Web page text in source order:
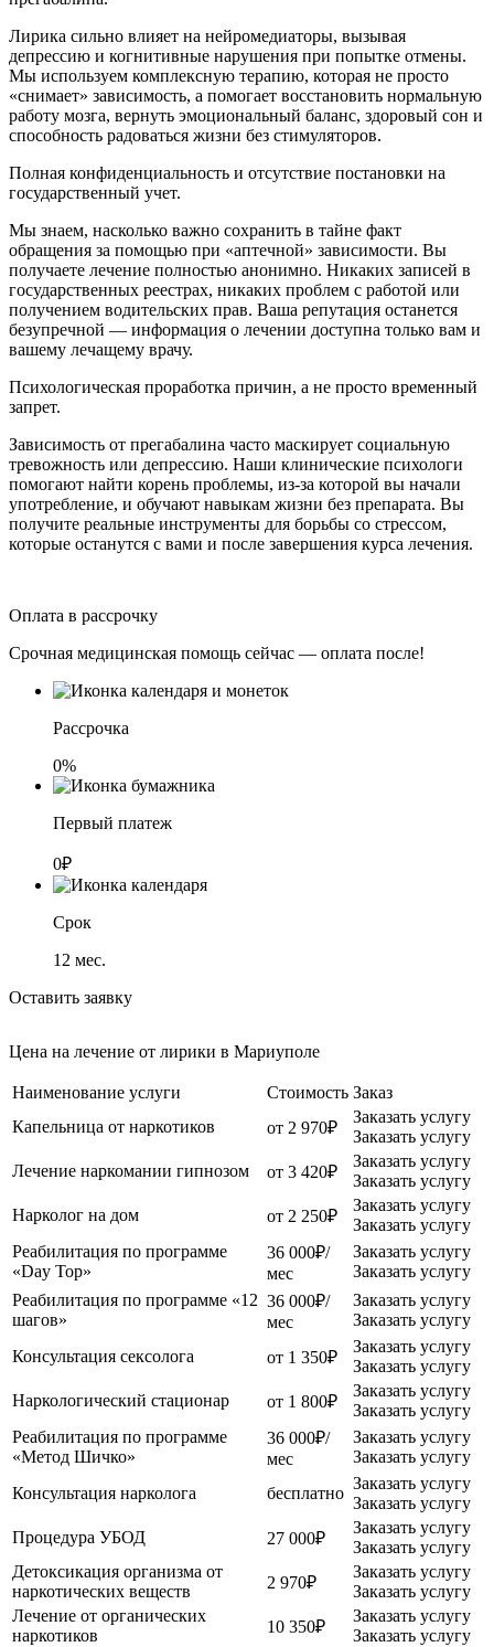
Лирика сильно влияет на нейромедиаторы, вызывая
депрессию и когнитивные нарушения при попытке отмены.
Мы используем комплексную терапию, которая не просто
«снимает» зависимость, а помогает восстановить нормальную
работу мозга, вернуть эмоциональный баланс, здоровый сон и
способность радоваться жизни без стимуляторов.
Полная конфиденциальность и отсутствие постановки на
государственный учет.
Мы знаем, насколько важно сохранить в тайне факт
обращения за помощью при «аптечной» зависимости. Вы
получаете лечение полностью анонимно. Никаких записей в
государственных реестрах, никаких проблем с работой или
получением водительских прав. Ваша репутация останется
безупречной — информация о лечении доступна только вам и
вашему лечащему врачу.
Психологическая проработка причин, а не просто временный
запрет.
Зависимость от прегабалина часто маскирует социальную
тревожность или депрессию. Наши клинические психологи
помогают найти корень проблемы, из-за которой вы начали
употребление, и обучают навыкам жизни без препарата. Вы
получите реальные инструменты для борьбы со стрессом,
которые останутся с вами и после завершения курса лечения.
Оплата в рассрочку
Срочная медицинская помощь сейчас — оплата после!
Рассрочка
0%
Первый платеж
0₽
Срок
12 мес.
Оставить заявку
Цена на лечение от лирики в Мариуполе
Наименование услуги Стоимость Заказ
Капельница от наркотиков
от 2 970₽
Заказать услугу
Заказать услугу
Лечение наркомании гипнозом
от 3 420₽
Заказать услугу
Заказать услугу
Нарколог на дом
от 2 250₽
Заказать услугу
Заказать услугу
Реабилитация по программе
«Day Top»
36 000₽/
мес
Заказать услугу
Заказать услугу
Реабилитация по программе «12
шагов»
36 000₽/
мес
Заказать услугу
Заказать услугу
Консультация сексолога
от 1 350₽
Заказать услугу
Заказать услугу
Наркологический стационар
от 1 800₽
Заказать услугу
Заказать услугу
Реабилитация по программе
«Метод Шичко»
36 000₽/
мес
Заказать услугу
Заказать услугу
Консультация нарколога
бесплатно
Заказать услугу
Заказать услугу
Процедура УБОД
27 000₽
Заказать услугу
Заказать услугу
Детоксикация организма от
наркотических веществ
2 970₽
Заказать услугу
Заказать услугу
Лечение от органических
наркотиков
10 350₽
Заказать услугу
Заказать услугу